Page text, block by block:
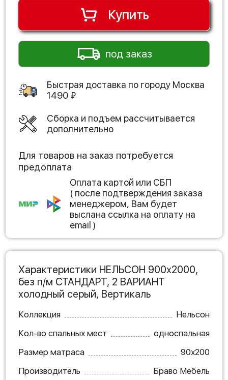
Купить
под заказ
Быстрая доставка по городу Москва
1490 ₽
Сборка и подъем рассчитывается
дополнительно
Для товаров на заказ потребуется
предоплата
Оплата картой или СБП
( после подтверждения заказа
менеджером, Вам будет
выслана ссылка на оплату на
email )
Характеристики НЕЛЬСОН 900х2000,
без п/м СТАНДАРТ, 2 ВАРИАНТ
холодный серый, Вертикаль
Коллекция
Нельсон
Кол-во спальных мест
односпальная
Размер матраса
90х200
Производитель
Браво Мебель